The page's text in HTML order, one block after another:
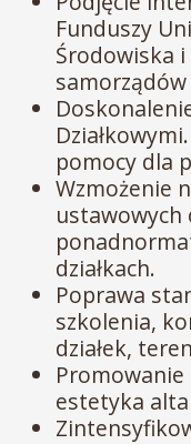
Funduszy
Środowiska
pomocy dla
Wzmożenie
działkach.
Poprawa
szkolenia,
działek,
estetyka